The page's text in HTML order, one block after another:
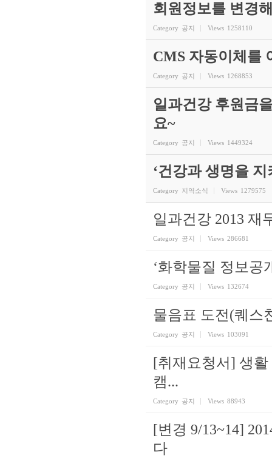
회원정보를 변경
Category 공지 Views 1258110
CMS 자동이체를
Category 공지 Views 1268853
일과건강 후원금
요~
Category 공지 Views 1449324
‘건강과 생명을
Category 지역소식 Views 1279575
일과건강 2013 재
Category 공지 Views 286681
‘화학물질 정보공
Category 공지 Views 132674
물음표 도전(퀘스
Category 공지 Views 103091
[취재요청서] 생
캠...
Category 공지 Views 88943
[변경 9/13~14]
다